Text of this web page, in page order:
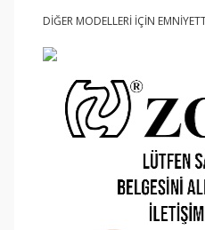
DİĞER MODELLERİ İÇİN